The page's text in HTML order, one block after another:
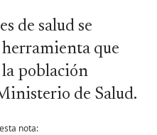
de salud se
que
población
de Salud.
nota: